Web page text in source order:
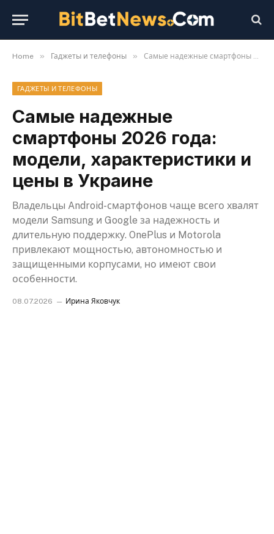
Home » Гаджеты и телефоны » Самые надежные смартфоны 2026 года: модели, характеристики и цены в Украине
ГАДЖЕТЫ И ТЕЛЕФОНЫ
Самые надежные
смартфоны 2026 года:
модели, характеристики и
цены в Украине
Владельцы Android-смартфонов чаще всего хвалят
модели Samsung и Google за надежность и
длительную поддержку. OnePlus и Motorola
привлекают мощностью, автономностью и
защищенными корпусами, но имеют свои
особенности.
08.07.2026 Ирина Яковчук